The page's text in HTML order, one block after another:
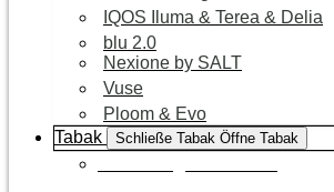
IQOS Iluma & Terea & Delia
blu 2.0
Nexione by SALT
Vuse
Ploom & Evo
Tabak
Schließe Tabak Öffne Tabak